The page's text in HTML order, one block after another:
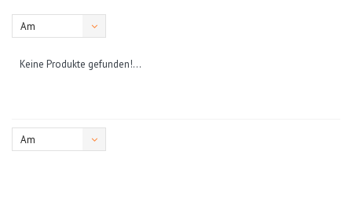
Am
Keine Produkte gefunden!...
Am